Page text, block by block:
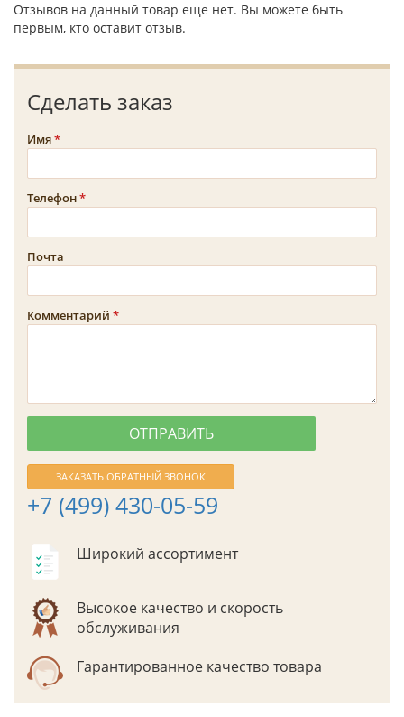
Отзывов на данный товар еще нет. Вы можете быть
первым, кто оставит отзыв.
Сделать заказ
Имя
Телефон
Почта
Комментарий
ЗАКАЗАТЬ ОБРАТНЫЙ ЗВОНОК
+7 (499) 430-05-59
Широкий ассортимент
Высокое качество и скорость
обслуживания
Гарантированное качество товара